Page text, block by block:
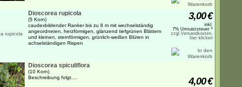
Dioscorea rupicola
(5 Korn)
caudexbildender Ranker bis zu 8 m mit wechselständig
angeordneten, herzförmigen, glänzend tiefgrünen Blättern
und kleinen, sternförmigen, grünlich-weißen Blüten in
achselständigen Rispen
3,00€
inkl.
7% Umsatzsteuer *
zzgl.Versandkosten,
hier klicken
Dioscorea spiculiflora
(10 Korn)
Beschreibung folgt....
4,00€